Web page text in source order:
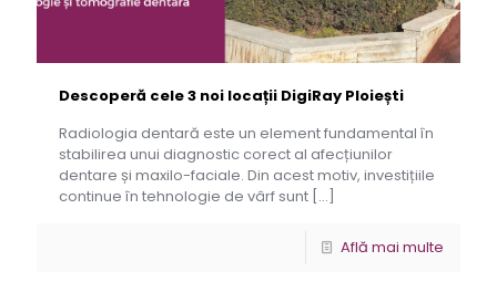
Descoperă cele 3 noi locații DigiRay Ploiești
Radiologia dentară este un element fundamental în
stabilirea unui diagnostic corect al afecțiunilor
dentare și maxilo-faciale. Din acest motiv, investițiile
continue în tehnologie de vârf sunt […]
Află mai multe